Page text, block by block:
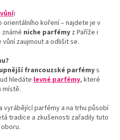
:
koření – najdete je v
niche parfémy z Paříže i
zaujmout a odlišit se.
francouzské parfémys
hledáte levné parfémy, které
místě.
vyrábějící parfémy a na trhu působí
tradice a zkušenosti zařadily tuto